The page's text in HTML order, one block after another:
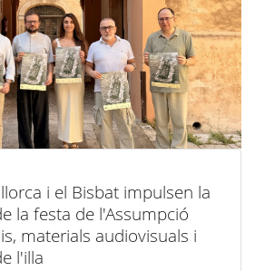
i el Bisbat impulsen la
la festa de l'Assumpció
materials audiovisuals i
l'illa